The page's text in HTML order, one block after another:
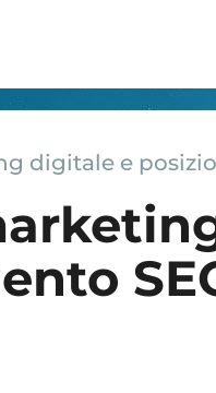
digitale e